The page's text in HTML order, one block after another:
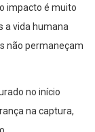
impacto é muito
a vida humana
não permaneçam
no início
na captura,